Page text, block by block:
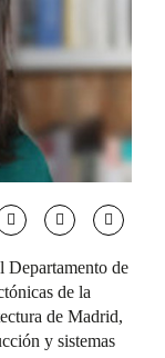
Departamento de
de la
de Madrid,
y sistemas